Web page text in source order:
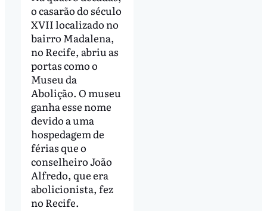
o casarão do século
XVII localizado no
bairro Madalena,
no Recife, abriu as
portas como o
Museu da
Abolição. O museu
ganha esse nome
devido a uma
hospedagem de
férias que o
conselheiro João
Alfredo, que era
abolicionista, fez
no Recife.